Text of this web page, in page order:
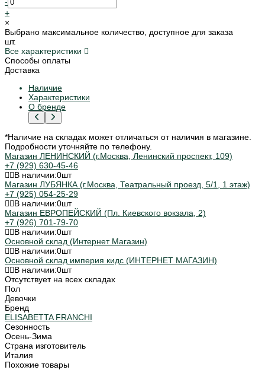
+
×
Выбрано максимальное количество, доступное для заказа
шт.
Все характеристики
Способы оплаты
Доставка
Наличие
Характеристики
О бренде
*Наличие на складах может отличаться от наличия в магазине.
Подробности уточняйте по телефону.
Магазин ЛЕНИНСКИЙ (г.Москва, Ленинский проспект, 109)
+7 (929) 630-45-46
В наличии:0шт
Магазин ЛУБЯНКА (г.Москва, Театральный проезд, 5/1, 1 этаж)
+7 (925) 054-25-29
В наличии:0шт
Магазин ЕВРОПЕЙСКИЙ (Пл. Киевского вокзала, 2)
+7 (926) 701-79-70
В наличии:0шт
Основной склад (Интернет Магазин)
В наличии:0шт
Основной склад империя кидс (ИНТЕРНЕТ МАГАЗИН)
В наличии:0шт
Отсутствует на всех складах
Пол
Девочки
Бренд
ELISABETTA FRANCHI
Сезонность
Осень-Зима
Страна изготовитель
Италия
Похожие товары